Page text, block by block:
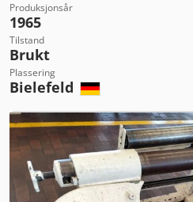
Produksjonsår
1965
Tilstand
Brukt
Plassering
Bielefeld